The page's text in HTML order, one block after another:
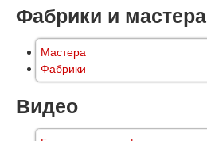
Фабрики и мастера
Мастера
Фабрики
Видео